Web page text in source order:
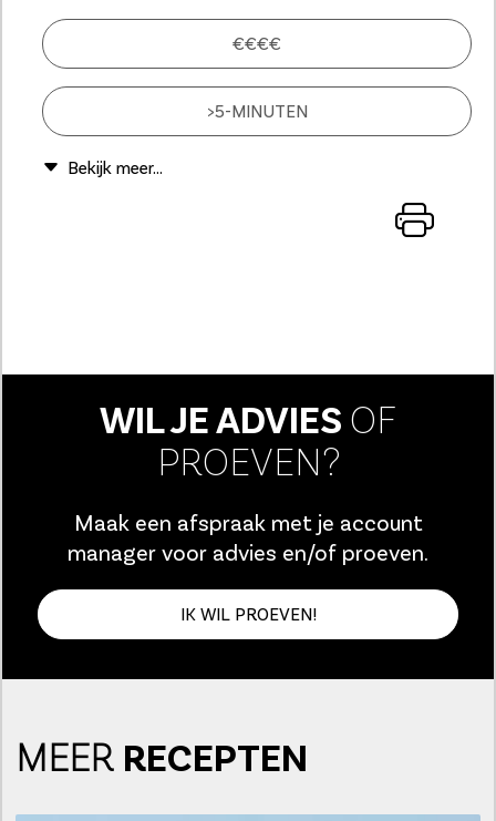
€€€€
>5-MINUTEN
WIL JE ADVIES OF
PROEVEN?
Maak een afspraak met je account
manager voor advies en/of proeven.
IK WIL PROEVEN!
MEER RECEPTEN